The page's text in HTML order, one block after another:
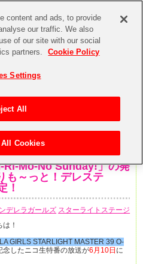
Ri-Mo-No Sunday!」の発
も～っと！デレステ
！
デレラガールズ スターライトステージ
！
GIRLS STARLIGHT MASTER 39 O-
念したニコ生特番の放送が6月10日 に
content and ads, to provide
our traffic. We also
of our site with our social
partners.
Cookie Policy
Settings
All
Cookies